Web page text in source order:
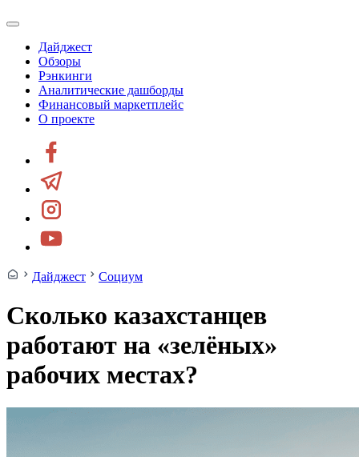
Дайджест
Обзоры
Рэнкинги
Аналитические дашборды
Финансовый маркетплейс
О проекте
Дайджест Социум
Сколько казахстанцев
работают на «зелёных»
рабочих местах?